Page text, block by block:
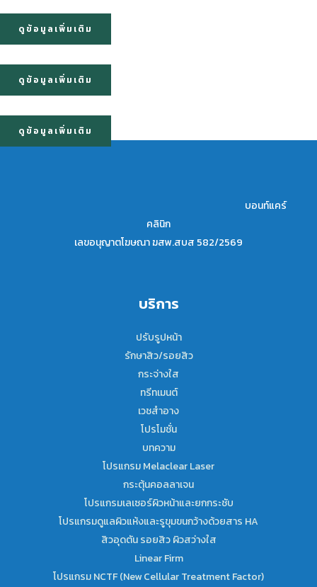
ดูข้อมูลเพิ่มเติม
ดูข้อมูลเพิ่มเติม
ดูข้อมูลเพิ่มเติม
บอนท์แคร์
คลินิก
เลขอนุญาตโฆษณา ฆสพ.สบส 582/2569
บริการ
ปรับรูปหน้า
รักษาสิว/รอยสิว
กระจ่างใส
ทรีทเมนต์
เวชสำอาง
โปรโมชั่น
บทความ
โปรแกรม Melaclear Laser
กระตุ้นคอลลาเจน
โปรแกรมเลเซอร์ผิวหน้าและยกกระชับ
โปรแกรมดูแลผิวแห้งและรูขุมขนกว้างด้วยสาร HA
สิวอุดตัน รอยสิว ผิวสว่างใส
Linear Firm
โปรแกรม NCTF (New Cellular Treatment Factor)